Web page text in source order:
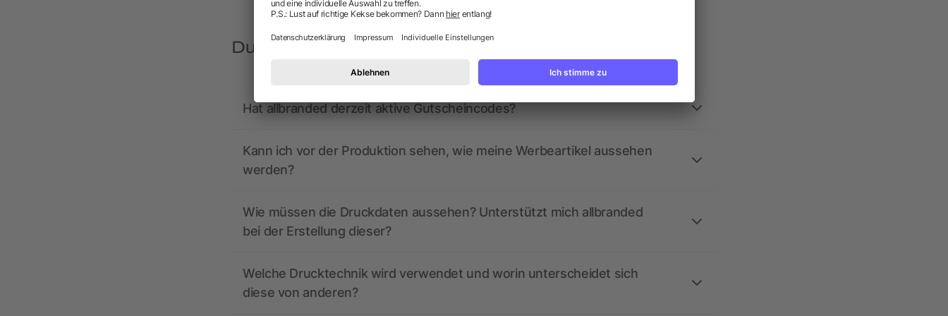
Du hast Fragen? Wir haben die Antworten.
Hat allbranded derzeit aktive Gutscheincodes?
Kann ich vor der Produktion sehen, wie meine Werbeartikel aussehen
werden?
Wie müssen die Druckdaten aussehen? Unterstützt mich allbranded
bei der Erstellung dieser?
Welche Drucktechnik wird verwendet und worin unterscheidet sich
diese von anderen?